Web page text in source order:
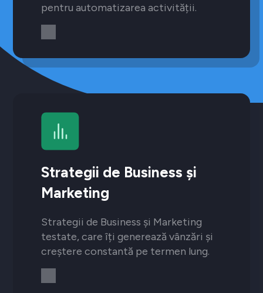
pentru automatizarea activității.
Strategii de Business și
Marketing
Strategii de Business și Marketing
testate, care îți generează vânzări și
creștere constantă pe termen lung.